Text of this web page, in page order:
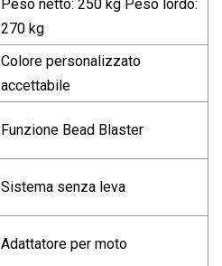
Peso netto: 250 kg Peso lordo:
270 kg
Colore personalizzato
accettabile
Funzione Bead Blaster
Sistema senza leva
Adattatore per moto